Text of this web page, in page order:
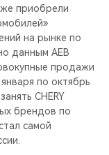
приобрели
на рынке по
данным AEB
продажи
по октябрь
CHERY
брендов по
самой